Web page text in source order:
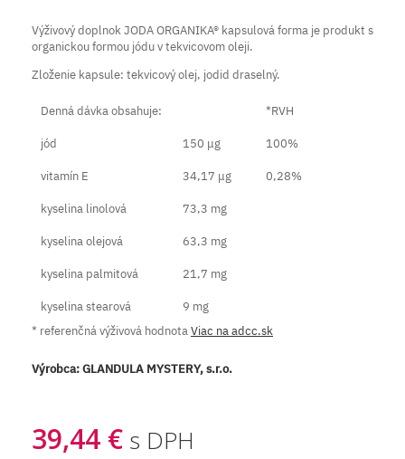
Výživový doplnok JODA ORGANIKA® kapsulová forma je produkt s
organickou formou jódu v tekvicovom oleji.
Zloženie kapsule: tekvicový olej, jodid draselný.
Denná dávka obsahuje: *RVH
jód 150 μg 100%
vitamín E 34,17 μg 0,28%
kyselina linolová 73,3 mg
kyselina olejová 63,3 mg
kyselina palmitová 21,7 mg
kyselina stearová
9 mg
* referenčná výživová hodnotaViac na adcc.sk
Výrobca:GLANDULA MYSTERY, s.r.o.
39,44 € s DPH